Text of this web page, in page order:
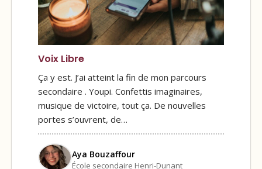
Voix Libre
Ça y est. J’ai atteint la fin de mon parcours
secondaire . Youpi. Confettis imaginaires,
musique de victoire, tout ça. De nouvelles
portes s’ouvrent, de…
Aya Bouzaffour
École secondaire Henri-Dunant